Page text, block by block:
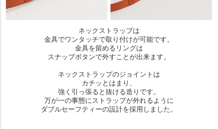
ネックストラップは
金具でワンタッチで取り付けが可能です。
金具を留めるリングは
スナップボタンで外すことが出来ます。
ネックストラップのジョイントは
カチッとはまり、
強く引っ張ると抜ける造りです。
万が一の事態にストラップが外れるように
ダブルセーフティーの設計を採用しました。